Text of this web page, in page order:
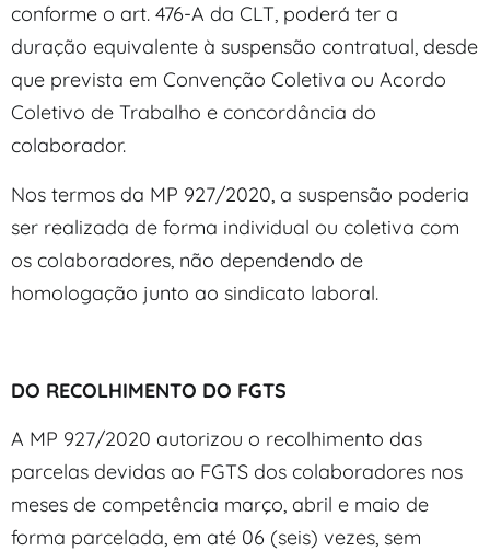
conforme o art. 476-A da CLT, poderá ter a
duração equivalente à suspensão contratual, desde
que prevista em Convenção Coletiva ou Acordo
Coletivo de Trabalho e concordância do
colaborador.
Nos termos da MP 927/2020, a suspensão poderia
ser realizada de forma individual ou coletiva com
os colaboradores, não dependendo de
homologação junto ao sindicato laboral.
DO RECOLHIMENTO DO FGTS
A MP 927/2020 autorizou o recolhimento das
parcelas devidas ao FGTS dos colaboradores nos
meses de competência março, abril e maio de
forma parcelada, em até 06 (seis) vezes, sem